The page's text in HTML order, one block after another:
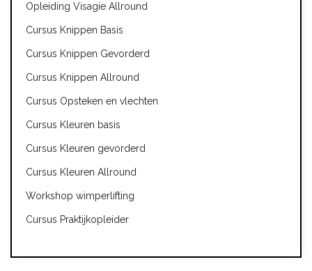
Opleiding Visagie Allround
Cursus Knippen Basis
Cursus Knippen Gevorderd
Cursus Knippen Allround
Cursus Opsteken en vlechten
Cursus Kleuren basis
Cursus Kleuren gevorderd
Cursus Kleuren Allround
Workshop wimperlifting
Cursus Praktijkopleider